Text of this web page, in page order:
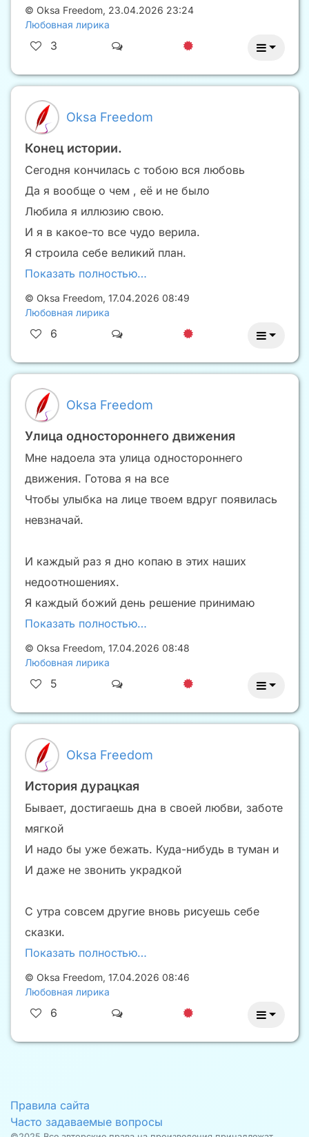
© Oksa Freedom, 23.04.2026 23:24
Любовная лирика
3
Oksa Freedom
Конец истории.
Сегодня кончилась с тобою вся любовь
Да я вообще о чем , её и не было
Любила я иллюзию свою.
И я в какое-то все чудо верила.
Я строила себе великий план.
Показать полностью…
© Oksa Freedom, 17.04.2026 08:49
Любовная лирика
6
Oksa Freedom
Улица одностороннего движения
Мне надоела эта улица одностороннего
движения. Готова я на все
Чтобы улыбка на лице твоем вдруг появилась
невзначай.
И каждый раз я дно копаю в этих наших
недоотношениях.
Я каждый божий день решение принимаю
Показать полностью…
© Oksa Freedom, 17.04.2026 08:48
Любовная лирика
5
Oksa Freedom
История дурацкая
Бывает, достигаешь дна в своей любви, заботе
мягкой
И надо бы уже бежать. Куда-нибудь в туман и
И даже не звонить украдкой
С утра совсем другие вновь рисуешь себе
сказки.
Показать полностью…
© Oksa Freedom, 17.04.2026 08:46
Любовная лирика
6
Правила сайта
Часто задаваемые вопросы